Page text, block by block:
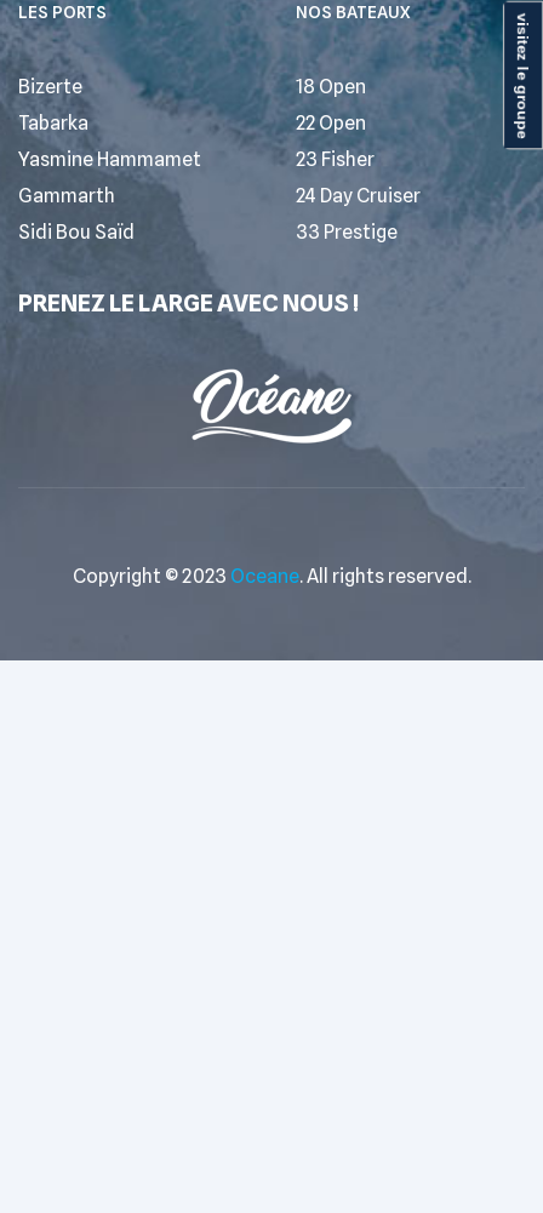
visitez le groupe
LES PORTS
Bizerte
Tabarka
Yasmine Hammamet
Gammarth
Sidi Bou Saïd
NOS BATEAUX
18 Open
22 Open
23 Fisher
24 Day Cruiser
33 Prestige
PRENEZ LE LARGE AVEC NOUS !
Copyright © 2023 Oceane. All rights reserved.